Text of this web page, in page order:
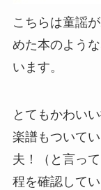
こちらは童謡
めた本のよう
います。
とてもかわい
楽譜もついて
夫！（と言っ
程を確認してい